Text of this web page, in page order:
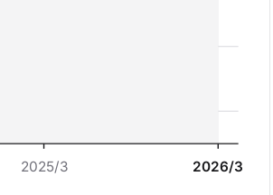
2025/3 2026/3